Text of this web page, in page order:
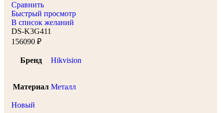
Сравнить
Быстрый просмотр
В список желаний
DS-K3G411
156090 ₽
Бренд Hikvision
Материал Металл
Новый